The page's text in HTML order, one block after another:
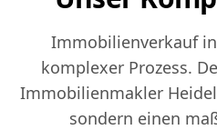
Immobilienverkauf
komplexer Prozess.
Immobilienmakler
sondern einen